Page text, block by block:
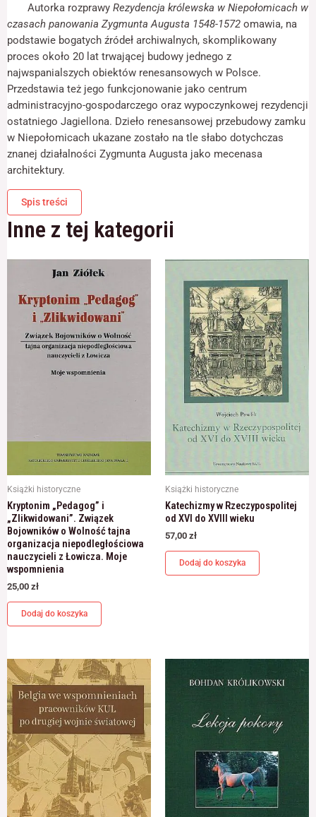
czasach
panowania
Zygmunta
1548-
Autorka rozprawyRezydencja królewska w Niepołomicach w
czasach panowania Zygmunta Augusta 1548-1572 omawia, na
podstawie bogatych źródeł archiwalnych, skomplikowany
proces około 20 lat trwającej budowy jednego z
najwspanialszych obiektów renesansowych w Polsce.
Przedstawia też jego funkcjonowanie jako centrum
administracyjno-gospodarczego oraz wypoczynkowej rezydencji
ostatniego Jagiellona. Dzieło renesansowej przebudowy zamku
w Niepołomicach ukazane zostało na tle słabo dotychczas
znanej działalności Zygmunta Augusta jako mecenasa
architektury.
Spis treści
Inne z tej kategorii
Książki historyczne
Kryptonim „Pedagog” i
„Zlikwidowani”. Związek
Bojowników o Wolność tajna
organizacja niepodległościowa
nauczycieli z Łowicza. Moje
wspomnienia
25,00 zł
Dodaj do koszyka
Książki historyczne
Katechizmy w Rzeczypospolitej
od XVI do XVIII wieku
57,00 zł
Dodaj do koszyka
podczas
odwiedzania naszej
szansę na
zobaczenie
spersonalizowanych
treści i ofert.